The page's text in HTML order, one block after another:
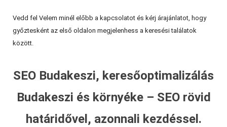
Vedd fel Velem minél előbb a kapcsolatot és kérj árajánlatot, hogy
győztesként az első oldalon megjelenhess a keresési találatok
között.
SEO Budakeszi, keresőoptimalizálás
Budakeszi és környéke – SEO rövid
határidővel, azonnali kezdéssel.